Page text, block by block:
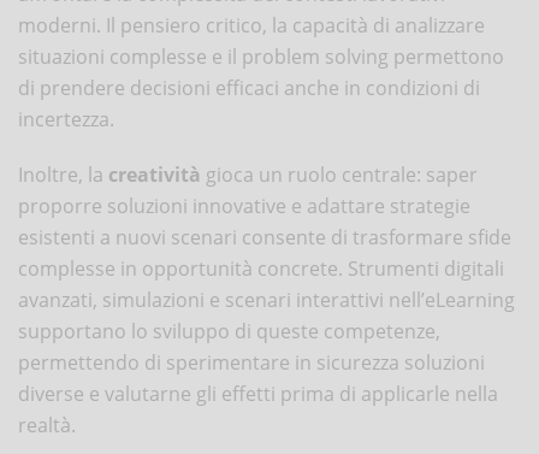
moderni. Il pensiero critico, la capacità di analizzare
situazioni complesse e il problem solving permettono
di prendere decisioni efficaci anche in condizioni di
incertezza.
Inoltre, la creatività gioca un ruolo centrale: saper
proporre soluzioni innovative e adattare strategie
esistenti a nuovi scenari consente di trasformare sfide
complesse in opportunità concrete. Strumenti digitali
avanzati, simulazioni e scenari interattivi nell’eLearning
supportano lo sviluppo di queste competenze,
permettendo di sperimentare in sicurezza soluzioni
diverse e valutarne gli effetti prima di applicarle nella
realtà.